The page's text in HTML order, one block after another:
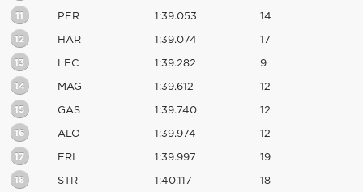
11 PER 1:39.053 14
12 HAR 1:39.074 17
13 LEC 1:39.282 9
14 MAG 1:39.612 12
15 GAS 1:39.740 12
16 ALO 1:39.974 12
17 ERI 1:39.997 19
18 STR 1:40.117 18